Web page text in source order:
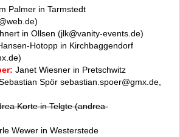
Palmer in Tarmstedt
in Ollsen (jlk@vanity-events.de)
Hotopp in Kirchbaggendorf
Janet Wiesner in Pretschwitz
Spör sebastian.spoer@gmx.de,
Korte in Telgte (andrea-
Wewer in Westerstede